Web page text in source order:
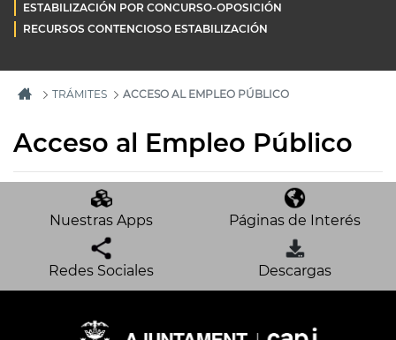
ESTABILIZACIÓN POR CONCURSO-OPOSICIÓN
RECURSOS CONTENCIOSO ESTABILIZACIÓN
TRÁMITES ACCESO AL EMPLEO PÚBLICO
Acceso al Empleo Público
Nuestras Apps Páginas de Interés
Redes Sociales Descargas